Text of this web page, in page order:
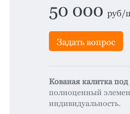
Металлочерепица
50 000 руб/
Задать вопрос
Кованая калитка
полноценный
индивидуальность.